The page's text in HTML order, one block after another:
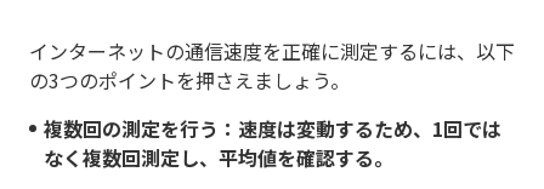
インターネットの通信速度を正確に測定するには、以下
の3つのポイントを押さえましょう。
複数回の測定を行う：速度は変動するため、1回では
なく複数回測定し、平均値を確認する。